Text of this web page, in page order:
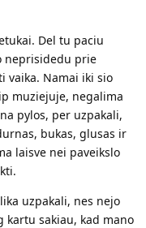
Del tu paciu
neprisidedu prie
vaika. Namai iki sio
muziejuje, negalima
pylos, per uzpakali,
bukas, glusas ir
laisve nei paveikslo
uzpakali, nes nejo
kartu sakiau, kad mano